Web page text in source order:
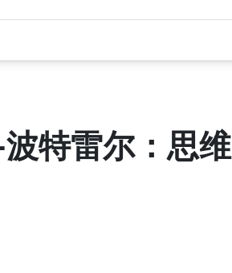
特雷尔：思维